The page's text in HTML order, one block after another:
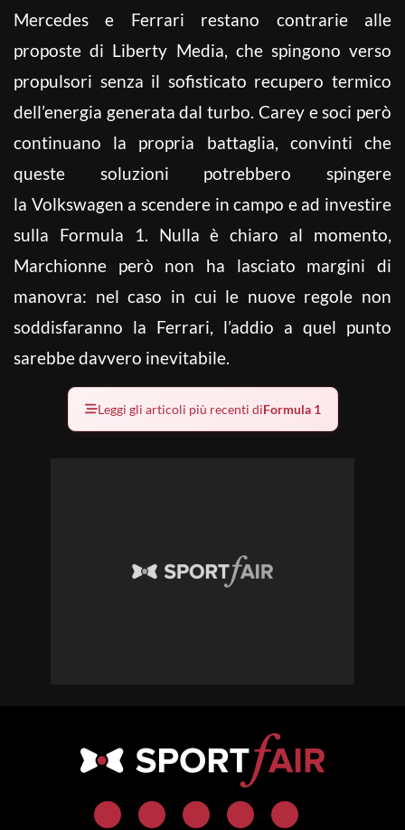
Mercedes e Ferrari restano contrarie alle
proposte di Liberty Media, che spingono verso
propulsori senza il sofisticato recupero termico
dell’energia generata dal turbo. Carey e soci però
continuano la propria battaglia, convinti che
queste soluzioni potrebbero spingere
la Volkswagen a scendere in campo e ad investire
sulla Formula 1. Nulla è chiaro al momento,
Marchionne però non ha lasciato margini di
manovra: nel caso in cui le nuove regole non
soddisfaranno la Ferrari, l’addio a quel punto
sarebbe davvero inevitabile.
Leggi gli articoli più recenti diFormula 1